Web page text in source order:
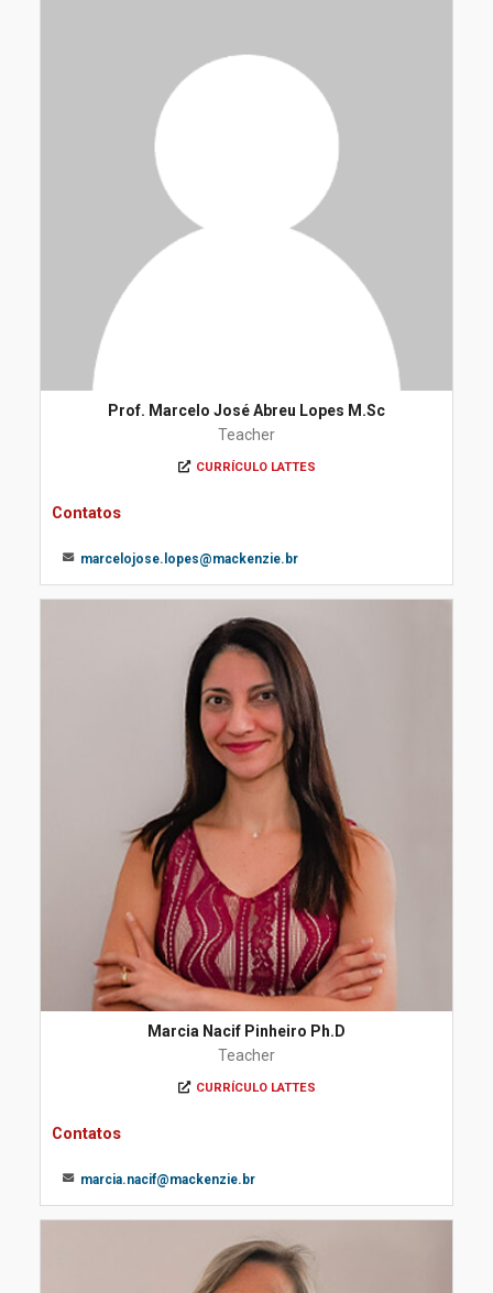
Prof. Marcelo José Abreu Lopes M.Sc
Teacher
CURRÍCULO LATTES
Contatos
marcelojose.lopes@mackenzie.br
Marcia Nacif Pinheiro Ph.D
Teacher
CURRÍCULO LATTES
Contatos
marcia.nacif@mackenzie.br